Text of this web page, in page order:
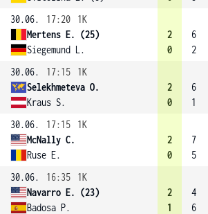
30.06.
17:20
1K
Mertens E. (25)
Siegemund L.
2
0
6
2
30.06.
17:15
1K
Selekhmeteva O.
Kraus S.
2
0
6
1
30.06.
17:15
1K
McNally C.
Ruse E.
2
0
7
5
30.06.
16:35
1K
Navarro E. (23)
Badosa P.
2
1
4
6